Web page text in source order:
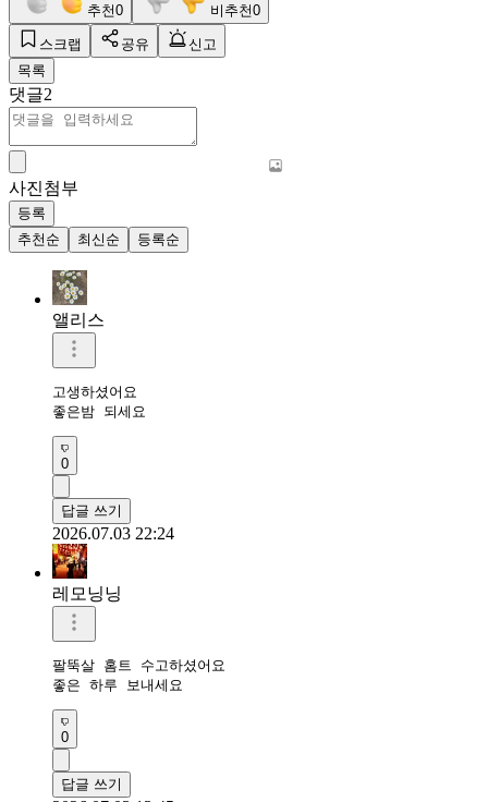
추천0 비추천0
스크랩 공유
신고
목록
댓글2
사진첨부
등록
추천순
최신순 등록순
앨리스
고생하셨어요
좋은밤 되세요
0
답글 쓰기
2026.07.03 22:24
레모닝닝
팔뚝살 홈트 수고하셨어요
좋은 하루 보내세요
0
답글 쓰기